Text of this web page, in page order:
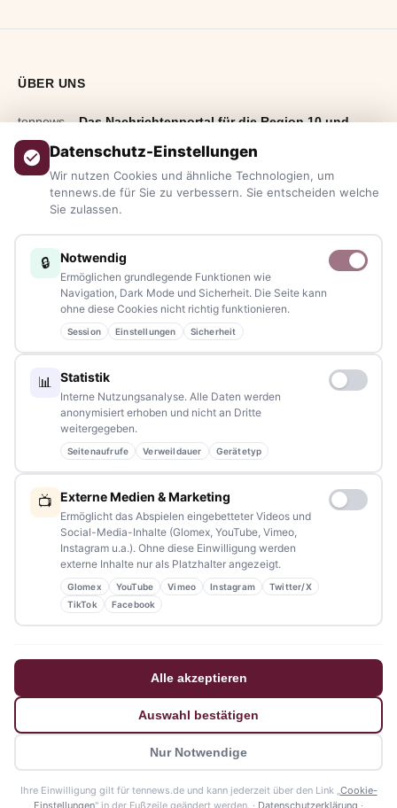
ÜBER UNS
tennews –Das Nachrichtenportal für die Region 10 und
Bayern.
Aktuelle News, Hintergründe, Service und Freizeittipps
aus allen Regionen, Städten und Landkreisen.
Blaulicht, von Kultur bis Sport, von Alltagstipps bis
Veranstaltungen– immer aktuell, immer aus Ihrer Nähe.
Sie haben ein Thema, spannende Fotos oder Videos, oder
kennen eine Geschichte, die erzählt werden sollte?
Schreiben Sie uns – gemeinsam mit unseren Leserinnen und
Lesern bleiben wir am Puls der Zeit.
Partnerschaften:info@tennews.de
Redaktion:redaktion@tennews.de
NAVIGATION
Stellenanzeigen
Datenschutzerklärung
Barrierefreiheitserklärung
© 2026 tennews - Ein Projekt von AMM-Medien Inh. Amanda Minderle
Datenschutz-Einstellungen
Wir nutzen Cookies und ähnliche Technologien, um
tennews.de für Sie zu verbessern. Sie entscheiden welche
Sie zulassen.
🔒 Notwendig
Ermöglichen grundlegende Funktionen wie
Navigation, Dark Mode und Sicherheit. Die Seite kann
ohne diese Cookies nicht richtig funktionieren.
Session Einstellungen Sicherheit
📊 Statistik
Interne Nutzungsanalyse. Alle Daten werden
anonymisiert erhoben und nicht an Dritte
weitergegeben.
Seitenaufrufe Verweildauer Gerätetyp
📺 Externe Medien & Marketing
Ermöglicht das Abspielen eingebetteter Videos und
Social-Media-Inhalte (Glomex, YouTube, Vimeo,
Instagram u.a.). Ohne diese Einwilligung werden
externe Inhalte nur als Platzhalter angezeigt.
Glomex YouTube Vimeo Instagram
Twitter/X
TikTok
Facebook
Alle akzeptieren
Auswahl bestätigen
Nur Notwendige
Ihre Einwilligung gilt für tennews.de und kann jederzeit über den Link „Cookie-
Einstellungen" in der Fußzeile geändert werden. · Datenschutzerklärung ·